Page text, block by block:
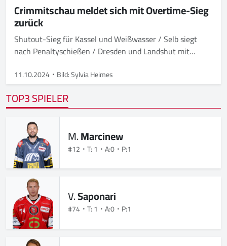
Crimmitschau meldet sich mit Overtime-Sieg
zurück
Shutout-Sieg für Kassel und Weißwasser / Selb siegt
nach Penaltyschießen / Dresden und Landshut mit
11.10.2024 Bild: Sylvia Heimes
TOP3 SPIELER
M.Marcinew
#12 T: 1 A:0 P:1
V.Saponari
#74 T: 1 A:0 P:1